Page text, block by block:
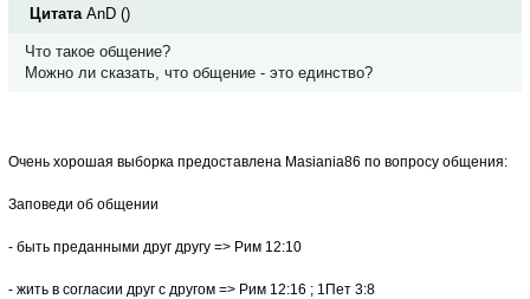
Цитата AnD ()
Что такое общение?
Можно ли сказать, что общение - это единство?
Очень хорошая выборка предоставлена Masiania86 по вопросу общения:
Заповеди об общении
- быть преданными друг другу => Рим 12:10
- жить в согласии друг с другом => Рим 12:16 ; 1Пет 3:8